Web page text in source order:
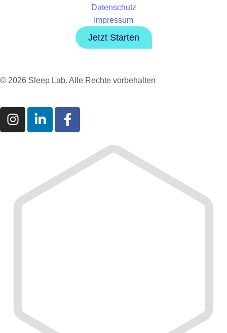
Datenschutz
Impressum
Jetzt Starten
© 2026 Sleep Lab. Alle Rechte vorbehalten